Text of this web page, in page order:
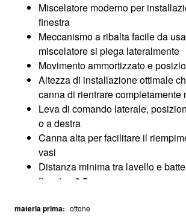
Miscelatore moderno per
finestra
Meccanismo a ribalta facile da
miscelatore si piega lateralmente
Movimento ammortizzato e
Altezza di installazione ottimale
canna di rientrare completamente
Leva di comando laterale,
o a destra
Canna alta per facilitare il
vasi
Distanza minima tra lavello e
finestra: 6,5 cm
materia prima: ottone